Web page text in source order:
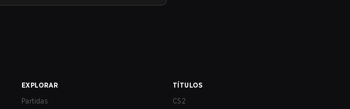
EXPLORAR
Partidas
TÍTULOS
CS2